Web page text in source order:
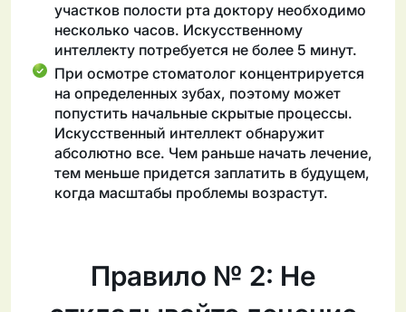
участков полости рта доктору необходимо
несколько часов. Искусственному
интеллекту потребуется не более 5 минут.
При осмотре стоматолог концентрируется
на определенных зубах, поэтому может
попустить начальные скрытые процессы.
Искусственный интеллект обнаружит
абсолютно все. Чем раньше начать лечение,
тем меньше придется заплатить в будущем,
когда масштабы проблемы возрастут.
Правило № 2: Не